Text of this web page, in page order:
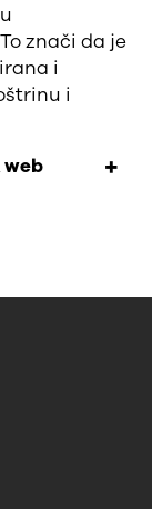
znači da je
i
i
web